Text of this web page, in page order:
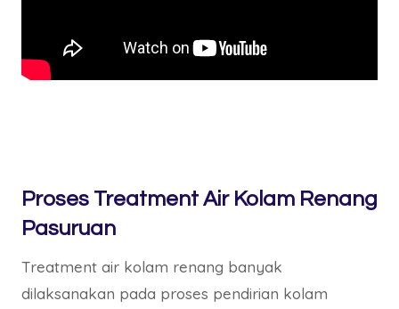
Proses Treatment Air Kolam Renang
Pasuruan
Treatment air kolam renang banyak
dilaksanakan pada proses pendirian kolam